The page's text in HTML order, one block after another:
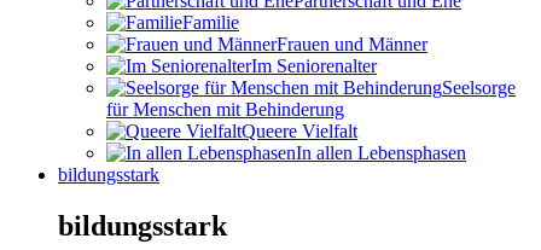
Familie
Frauen und Männer
Im Seniorenalter
Seelsorge
für Menschen mit Behinderung
Queere Vielfalt
In allen Lebensphasen
bildungsstark
bildungsstark